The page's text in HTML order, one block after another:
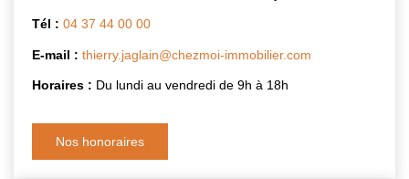
Nous Rejoindre
Nos Partenaires
Tél : 04 37 44 00 00
E-mail : thierry.jaglain@chezmoi-immobilier.com
Horaires : Du lundi au vendredi de 9h à 18h
Nos honoraires